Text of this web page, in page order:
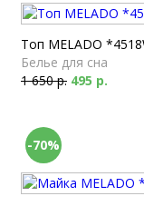
Топ MELADO
Белье для сна
1 650 р. 495 р.
-70%